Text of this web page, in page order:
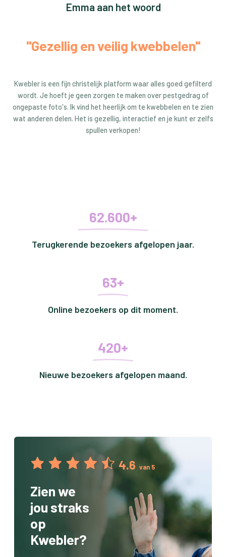
Emma aan het woord
"Gezellig en veilig kwebbelen"
Kwebler is een fijn christelijk platform waar alles goed gefilterd
wordt. Je hoeft je geen zorgen te maken over pestgedrag of
ongepaste foto's. Ik vind het heerlijk om te kwebbelen en te zien
wat anderen delen. Het is gezellig, interactief en je kunt er zelfs
spullen verkopen!
62.600+
Terugkerende bezoekers afgelopen jaar.
63+
Online bezoekers op dit moment.
420+
Nieuwe bezoekers afgelopen maand.
4.6 van 5
Zien we
jou straks
op
Kwebler?